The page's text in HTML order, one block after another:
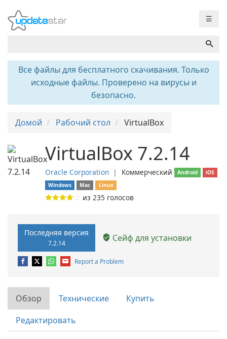
☰
Все файлы для бесплатного скачивания. Только
исходные файлы. Проверено на вирусы и
безопасно.
Домой Рабочий стол VirtualBox
VirtualBox 7.2.14
Oracle Corporation ❘ Коммерческий Android
iOS
Windows
Mac Linux
из 235 голосов
Последняя версия
7.2.14 Сейф для установки
Report a Problem
Обзор Технические
Купить
Редактировать